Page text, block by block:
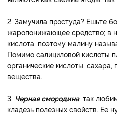
2. Замучила простуда? Ешьте
жаропонижающее средство; в
кислота, поэтому малину
Помимо салициловой кислоты
органические кислоты,
вещества.
3. Черная смородина, так
кладезь полезных свойств. Ее